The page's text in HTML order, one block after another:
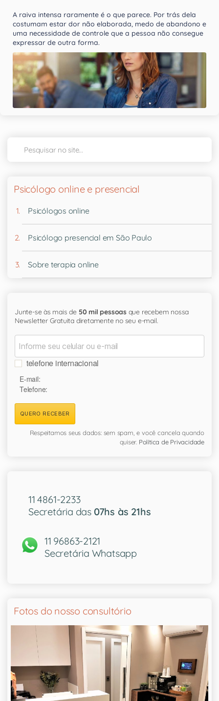
A raiva intensa raramente é o que parece. Por trás dela
costumam estar dor não elaborada, medo de abandono e
uma necessidade de controle que a pessoa não consegue
expressar de outra forma.
Psicólogo online e presencial
Psicólogos online
Psicólogo presencial em São Paulo
Sobre terapia online
Junte-se às mais de 50 mil pessoasque recebem nossa
Newsletter Gratuita diretamente no seu e-mail.
telefone internacional
E-mail:
Telefone:
QUERO RECEBER
Respeitamos seus dados: sem spam, e você cancela quando
quiser. Política de Privacidade
11 4861-2233
Secretária das 07hs às 21hs
11 96863-2121
Secretária Whatsapp
Fotos do nosso consultório